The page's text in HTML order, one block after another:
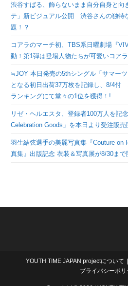
渋谷すばる、飾らないまま自分自身と向
テ」新ビジュアル公開 渋谷さんの独特
題！？
コアラのマーチ初、TBS系日曜劇場『
動！第1弾は登場人物たちが可愛いコア
≒JOY 本日発売の5thシングル「サマー
となる初日出荷37万枚を記録し、8/4付
ランキングにて堂々の1位を獲得！!
リゼ・ヘルエスタ、登録者100万人を記
Celebration Goods」を本日より受注販売
羽生結弦選手の美麗写真集『Couture
真集』出版記念 衣装＆写真展が8/30まで
YOUTH TIME JAPAN projectについて
プライバシーポリ